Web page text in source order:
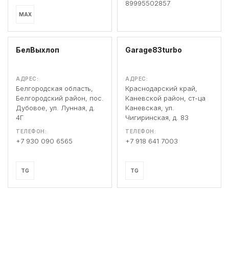
MAX
89995502857
БелВыхлоп
АДРЕС:
Белгородская область,
Белгородский район, пос.
Дубовое, ул. Лунная, д.
4Г
ТЕЛЕФОН:
+7 930 090 6565
TG
Garage83turbo
АДРЕС:
Краснодарский край,
Каневской район, ст-ца
Каневская, ул.
Чигиринская, д. 83
ТЕЛЕФОН:
+7 918 641 7003
TG